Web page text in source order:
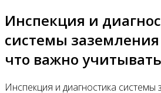
Инспекция и
системы
что важно учитывать
Инспекция и диагностика системы